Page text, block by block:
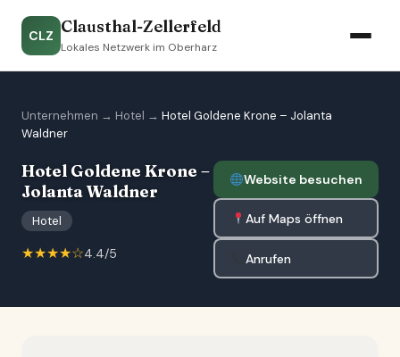
CLZ Clausthal-Zellerfeld
Lokales Netzwerk im Oberharz
Unternehmen → Hotel → Hotel Goldene Krone – Jolanta
Waldner
Hotel Goldene Krone –
Jolanta Waldner
Hotel
★★★★☆4.4/5
Website besuchen
Auf Maps öffnen
Anrufen